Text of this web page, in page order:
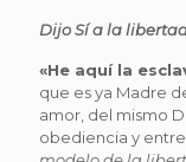
Dijo Sí a la
«He aquí la
que es ya Madre
amor, del mismo
obediencia y